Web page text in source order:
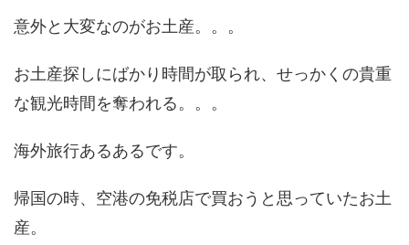
意外と大変なのがお土産。。。
お土産探しにばかり時間が取られ、せっかくの貴重
な観光時間を奪われる。。。
海外旅行あるあるです。
帰国の時、空港の免税店で買おうと思っていたお土
産。